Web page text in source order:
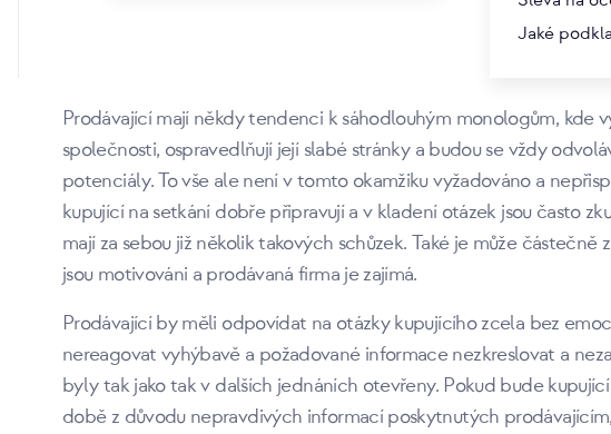
Jaké
potenciálního kupujícího navrhovány předběžné zálohy a
poučený prodávající neučiní urychlené odmítnutí nebo souhlas s
Prodávající mají někdy tendenci k sáhodlouhým monologům, kde
společnosti, ospravedlňují její slabé stránky a budou se vždy
potenciály. To vše ale není v tomto okamžiku vyžadováno a
kupující na setkání dobře připravují a v kladení otázek jsou často
mají za sebou již několik takových schůzek. Také je může
jsou motivováni a prodávaná firma je zajímá.
Prodávající by měli odpovídat na otázky kupujícího zcela bez
nereagovat vyhýbavě a požadované informace nezkreslovat a
byly tak jako tak v dalších jednáních otevřeny. Pokud bude
době z důvodu nepravdivých informací poskytnutých